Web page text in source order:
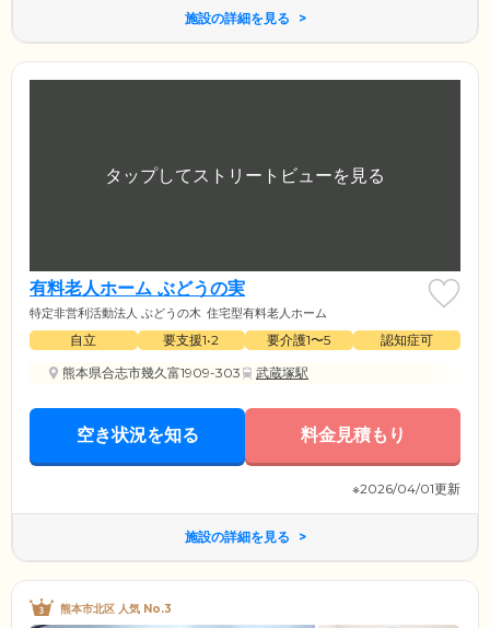
施設の詳細を見る
有料老人ホーム ぶどうの実
特定非営利活動法人 ぶどうの木 住宅型有料老人ホーム
自立 要支援1•2 要介護1〜5
認知症可
熊本県合志市幾久富1909-303
武蔵塚駅
空き状況を知る 料金見積もり
※2026/04/01更新
施設の詳細を見る
熊本市北区 人気 No.3